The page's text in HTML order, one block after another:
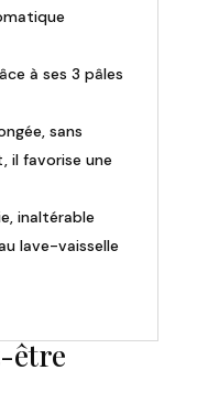
à ses 3 pâles
sans
il favorise une
inaltérable
lave-vaisselle
être